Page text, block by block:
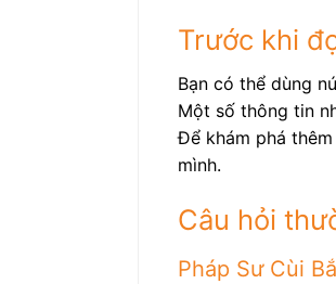
Trước khi
Bạn có thể dùng
Một số thông tin
Để khám phá
mình.
Câu hỏi
Pháp Sư Cùi